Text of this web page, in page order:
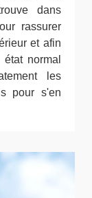
dans
rassurer
et afin
normal
les
pour s'en